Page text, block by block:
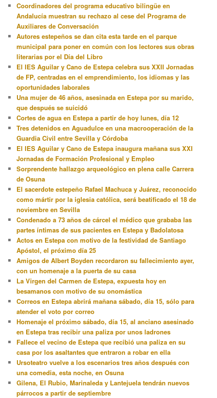
Coordinadores del programa educativo bilingüe en
Andalucía muestran su rechazo al cese del Programa de
Auxiliares de Conversación
Autores estepeños se dan cita esta tarde en el parque
municipal para poner en común con los lectores sus obras
literarias por el Día del Libro
El IES Aguilar y Cano de Estepa celebra sus XXII Jornadas
de FP, centradas en el emprendimiento, los idiomas y las
oportunidades laborales
Una mujer de 46 años, asesinada en Estepa por su marido,
que después se suicidó
Cortes de agua en Estepa a partir de hoy lunes, día 12
Tres detenidos en Aguadulce en una macrooperación de la
Guardia Civil entre Sevilla y Córdoba
El IES Aguilar y Cano de Estepa inaugura mañana sus XXI
Jornadas de Formación Profesional y Empleo
Sorprendente hallazgo arqueológico en plena calle Carrera
de Osuna
El sacerdote estepeño Rafael Machuca y Juárez, reconocido
como mártir por la iglesia católica, será beatificado el 18 de
noviembre en Sevilla
Condenado a 73 años de cárcel el médico que grababa las
partes íntimas de sus pacientes en Estepa y Badolatosa
Actos en Estepa con motivo de la festividad de Santiago
Apóstol, el próximo día 25
Amigos de Albert Boyden recordaron su fallecimiento ayer,
con un homenaje a la puerta de su casa
La Virgen del Carmen de Estepa, expuesta hoy en
besamanos con motivo de su onomástica
Correos en Estepa abrirá mañana sábado, día 15, sólo para
atender el voto por correo
Homenaje el próximo sábado, día 15, al anciano asesinado
en Estepa tras recibir una paliza por unos ladrones
Fallece el vecino de Estepa que recibió una paliza en su
casa por los asaltantes que entraron a robar en ella
Ursoteatro vuelve a los escenarios tres años después con
una comedia, esta noche, en Osuna
Gilena, El Rubio, Marinaleda y Lantejuela tendrán nuevos
párrocos a partir de septiembre